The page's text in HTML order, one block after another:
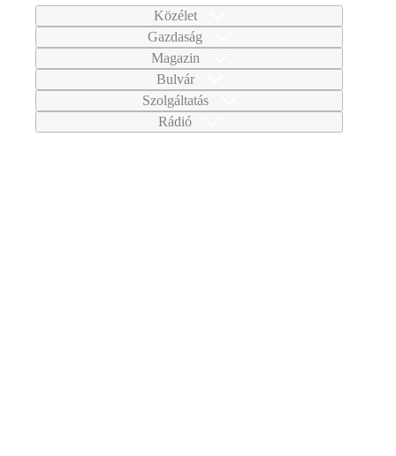
Közélet
Gazdaság
Magazin
Bulvár
Szolgáltatás
Rádió